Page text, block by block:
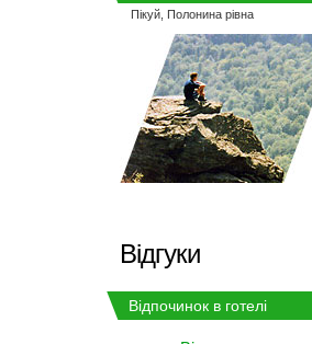
Відгуки
Відпочинок в готелі
Пікуй, Полонина рівна